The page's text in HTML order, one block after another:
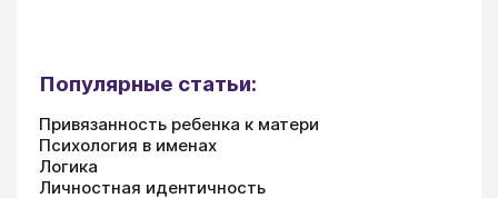
Популярные статьи:
Привязанность ребенка к матери
Психология в именах
Логика
Личностная идентичность